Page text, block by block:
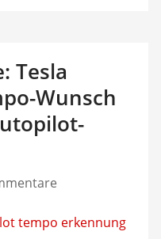
Tesla
Wunsch